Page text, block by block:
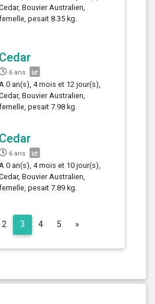
Bouvier Australien,
pesait 8.35 kg.
Cedar
6 ans
A 0 an(s), 4 mois et 12 jour(s),
Bouvier Australien,
pesait 7.98 kg.
Cedar
6 ans
A 0 an(s), 4 mois et 10 jour(s),
Bouvier Australien,
pesait 7.89 kg.
2 3 4 5 »